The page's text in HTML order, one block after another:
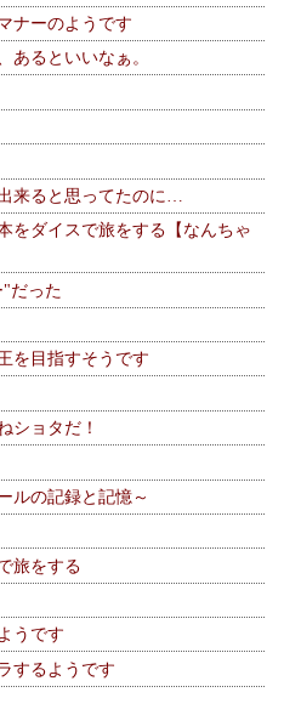
ナーのようです
あるといいなぁ。
来ると思ってたのに…
をダイスで旅をする【なんちゃ
だった
を目指すそうです
ョタだ！
ルの記録と記憶～
旅をする
うです
するようです